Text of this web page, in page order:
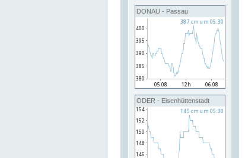
DONAU - Passau
ODER - Eisenhüttenstadt